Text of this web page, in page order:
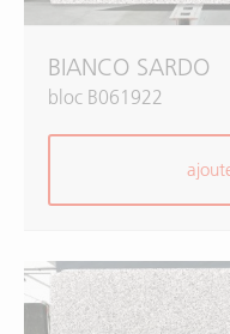
BIANCO SARDO
bloc B061922